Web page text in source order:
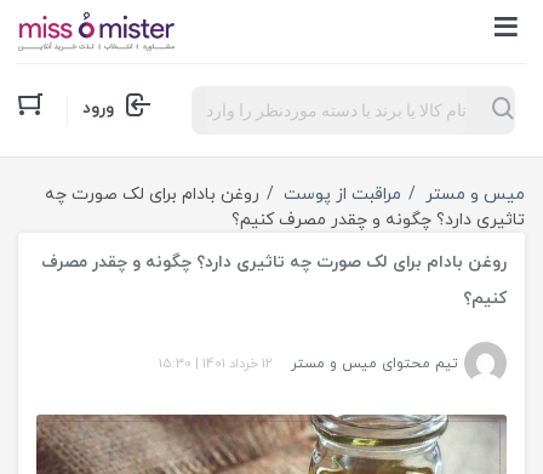
Products
search ورود
میس و مستر مراقبت از پوست
روغن بادام برای لک صورت چه
تاثیری دارد؟ چگونه و چقدر مصرف کنیم؟
روغن بادام برای لک صورت چه تاثیری دارد؟ چگونه و چقدر مصرف
کنیم؟
تیم محتوای میس و مستر 12 خرداد 1401 |
15:30